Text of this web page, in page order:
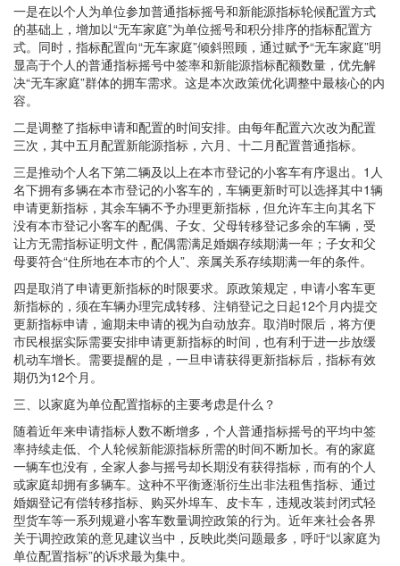
一是在以个人为单位参加普通指标摇号和新能源指标轮候配置方式
的基础上，增加以“无车家庭”为单位摇号和积分排序的指标配置方
式。同时，指标配置向“无车家庭”倾斜照顾，通过赋予“无车家庭”明
显高于个人的普通指标摇号中签率和新能源指标配额数量，优先解
决“无车家庭”群体的拥车需求。这是本次政策优化调整中最核心的内
容。
二是调整了指标申请和配置的时间安排。由每年配置六次改为配置
三次，其中五月配置新能源指标，六月、十二月配置普通指标。
三是推动个人名下第二辆及以上在本市登记的小客车有序退出。1人
名下拥有多辆在本市登记的小客车的，车辆更新时可以选择其中1辆
申请更新指标，其余车辆不予办理更新指标，但允许车主向其名下
没有本市登记小客车的配偶、子女、父母转移登记多余的车辆，受
让方无需指标证明文件，配偶需满足婚姻存续期满一年；子女和父
母要符合“住所地在本市的个人”、亲属关系存续期满一年的条件。
四是取消了申请更新指标的时限要求。原政策规定，申请小客车更
新指标的，须在车辆办理完成转移、注销登记之日起12个月内提交
更新指标申请，逾期未申请的视为自动放弃。取消时限后，将方便
市民根据实际需要安排申请更新指标的时间，也有利于进一步放缓
机动车增长。需要提醒的是，一旦申请获得更新指标后，指标有效
期仍为12个月。
三、以家庭为单位配置指标的主要考虑是什么？
随着近年来申请指标人数不断增多，个人普通指标摇号的平均中签
率持续走低、个人轮候新能源指标所需的时间不断加长。有的家庭
一辆车也没有，全家人参与摇号却长期没有获得指标，而有的个人
或家庭却拥有多辆车。这种不平衡逐渐衍生出非法租售指标、通过
婚姻登记有偿转移指标、购买外埠车、皮卡车，违规改装封闭式轻
型货车等一系列规避小客车数量调控政策的行为。近年来社会各界
关于调控政策的意见建议当中，反映此类问题最多，呼吁“以家庭为
单位配置指标”的诉求最为集中。